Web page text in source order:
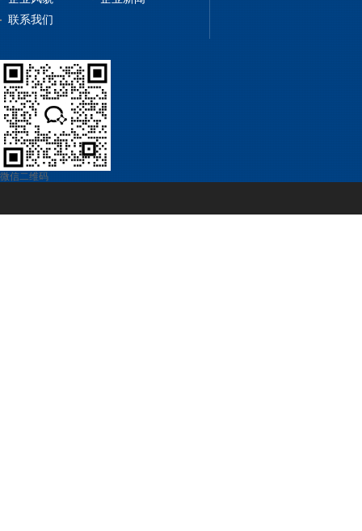
信号用共模电感
联系我们
微信二维码